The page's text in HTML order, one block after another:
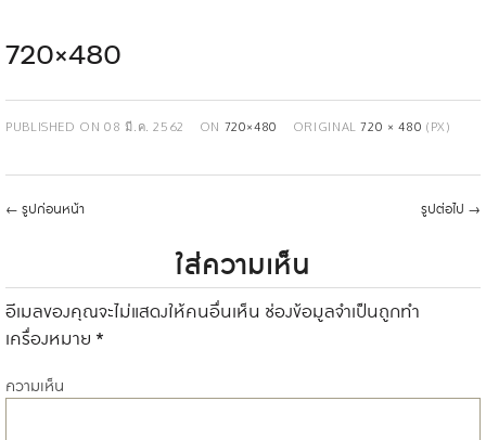
720×480
PUBLISHED ON08 มี.ค. 2562 ON 720×480 ORIGINAL720 × 480 (PX)
← รูปก่อนหน้า รูปต่อไป →
ใส่ความเห็น
อีเมลของคุณจะไม่แสดงให้คนอื่นเห็น ช่องข้อมูลจำเป็นถูกทำ
เครื่องหมาย *
ความเห็น